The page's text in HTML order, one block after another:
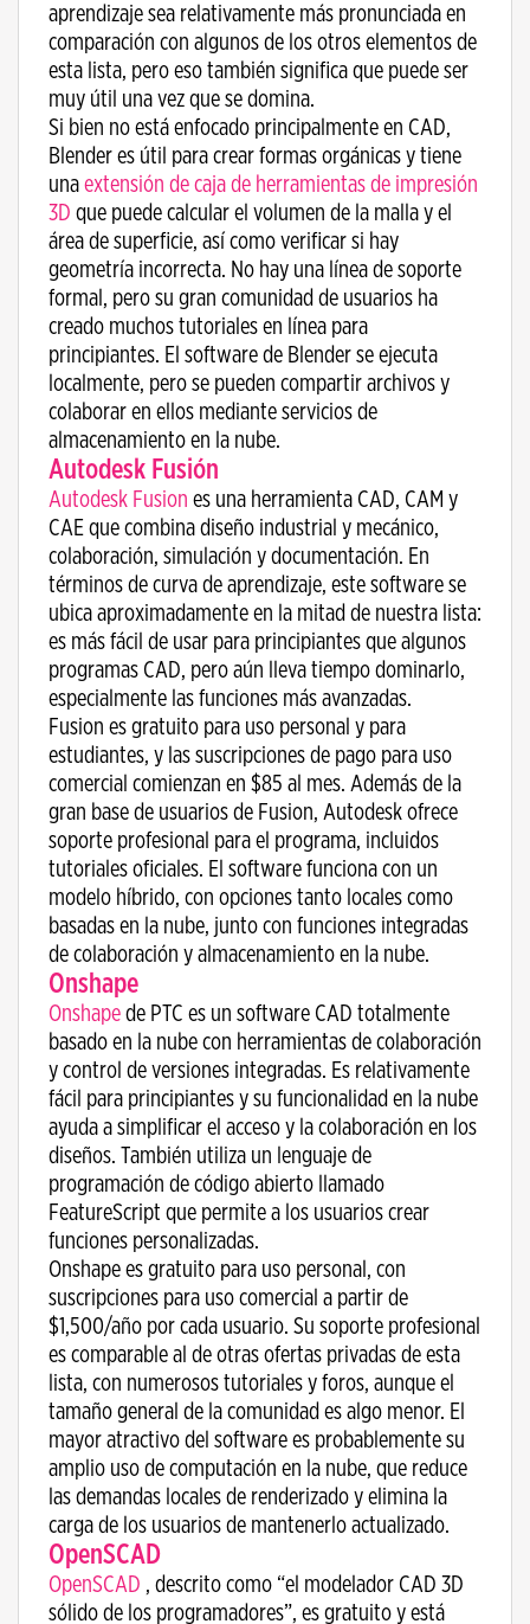
aprendizaje sea relativamente más pronunciada en
comparación con algunos de los otros elementos de
esta lista, pero eso también significa que puede ser
muy útil una vez que se domina.
Si bien no está enfocado principalmente en CAD,
Blender es útil para crear formas orgánicas y tiene
una extensión de caja de herramientas de impresión
3D que puede calcular el volumen de la malla y el
área de superficie, así como verificar si hay
geometría incorrecta. No hay una línea de soporte
formal, pero su gran comunidad de usuarios ha
creado muchos tutoriales en línea para
principiantes. El software de Blender se ejecuta
localmente, pero se pueden compartir archivos y
colaborar en ellos mediante servicios de
almacenamiento en la nube.
Autodesk Fusión
Autodesk Fusion es una herramienta CAD, CAM y
CAE que combina diseño industrial y mecánico,
colaboración, simulación y documentación. En
términos de curva de aprendizaje, este software se
ubica aproximadamente en la mitad de nuestra lista:
es más fácil de usar para principiantes que algunos
programas CAD, pero aún lleva tiempo dominarlo,
especialmente las funciones más avanzadas.
Fusion es gratuito para uso personal y para
estudiantes, y las suscripciones de pago para uso
comercial comienzan en $85 al mes. Además de la
gran base de usuarios de Fusion, Autodesk ofrece
soporte profesional para el programa, incluidos
tutoriales oficiales. El software funciona con un
modelo híbrido, con opciones tanto locales como
basadas en la nube, junto con funciones integradas
de colaboración y almacenamiento en la nube.
Onshape
Onshape de PTC es un software CAD totalmente
basado en la nube con herramientas de colaboración
y control de versiones integradas. Es relativamente
fácil para principiantes y su funcionalidad en la nube
ayuda a simplificar el acceso y la colaboración en los
diseños. También utiliza un lenguaje de
programación de código abierto llamado
FeatureScript que permite a los usuarios crear
funciones personalizadas.
Onshape es gratuito para uso personal, con
suscripciones para uso comercial a partir de
$1,500/año por cada usuario. Su soporte profesional
es comparable al de otras ofertas privadas de esta
lista, con numerosos tutoriales y foros, aunque el
tamaño general de la comunidad es algo menor. El
mayor atractivo del software es probablemente su
amplio uso de computación en la nube, que reduce
las demandas locales de renderizado y elimina la
carga de los usuarios de mantenerlo actualizado.
OpenSCAD
OpenSCAD , descrito como “el modelador CAD 3D
sólido de los programadores”, es gratuito y está